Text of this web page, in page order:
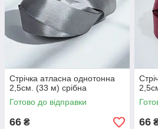
Стрічка атласна однотонна
2,5см. (33 м) срібна
Готово до відправки
66 ₴ 66